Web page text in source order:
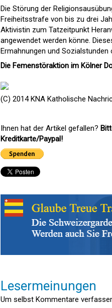
Die Störung der
Freiheitsstrafe von bis zu drei
Aktivistin zum Tatzeitpunkt
angewendet werden könne.
Ermahnungen und
Die Femenstöraktion im Kölner
(C) 2014 KNA Katholische
Ihnen hat der Artikel gefallen?
Kreditkarte/Paypal!
Lesermeinungen
Um selbst Kommentare